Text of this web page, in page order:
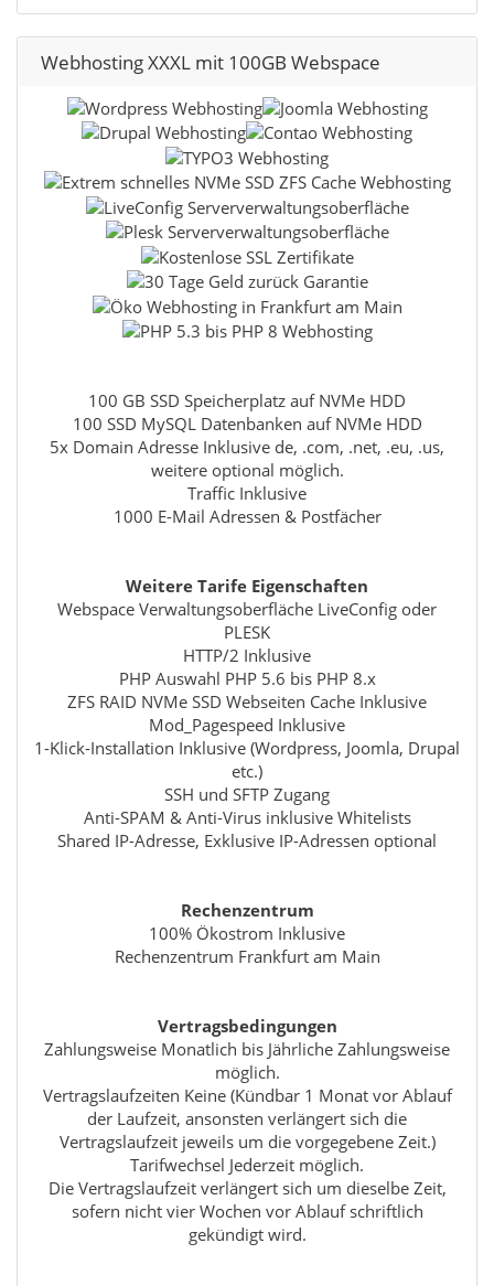
Webhosting XXXL mit 100GB Webspace
100 GB SSD Speicherplatz auf NVMe HDD
100 SSD MySQL Datenbanken auf NVMe HDD
5x Domain Adresse Inklusive de, .com, .net, .eu, .us,
weitere optional möglich.
Traffic Inklusive
1000 E-Mail Adressen & Postfächer
Weitere Tarife Eigenschaften
Webspace Verwaltungsoberfläche LiveConfig oder
PLESK
HTTP/2 Inklusive
PHP Auswahl PHP 5.6 bis PHP 8.x
ZFS RAID NVMe SSD Webseiten Cache Inklusive
Mod_Pagespeed Inklusive
1-Klick-Installation Inklusive (Wordpress, Joomla, Drupal
etc.)
SSH und SFTP Zugang
Anti-SPAM & Anti-Virus inklusive Whitelists
Shared IP-Adresse, Exklusive IP-Adressen optional
Rechenzentrum
100% Ökostrom Inklusive
Rechenzentrum Frankfurt am Main
Vertragsbedingungen
Zahlungsweise Monatlich bis Jährliche Zahlungsweise
möglich.
Vertragslaufzeiten Keine (Kündbar 1 Monat vor Ablauf
der Laufzeit, ansonsten verlängert sich die
Vertragslaufzeit jeweils um die vorgegebene Zeit.)
Tarifwechsel Jederzeit möglich.
Die Vertragslaufzeit verlängert sich um dieselbe Zeit,
sofern nicht vier Wochen vor Ablauf schriftlich
gekündigt wird.